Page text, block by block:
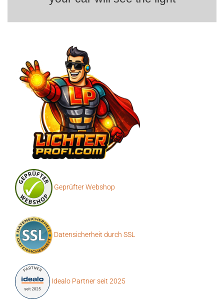
Flammen-Werk.com
Der neue Shop von Lichter-Profi.com
Flammen-Werk.com ist ein Unternehmen von www.Lichter-
Profi.com
LIGHTS PROFESSIONAL
your car will see the light